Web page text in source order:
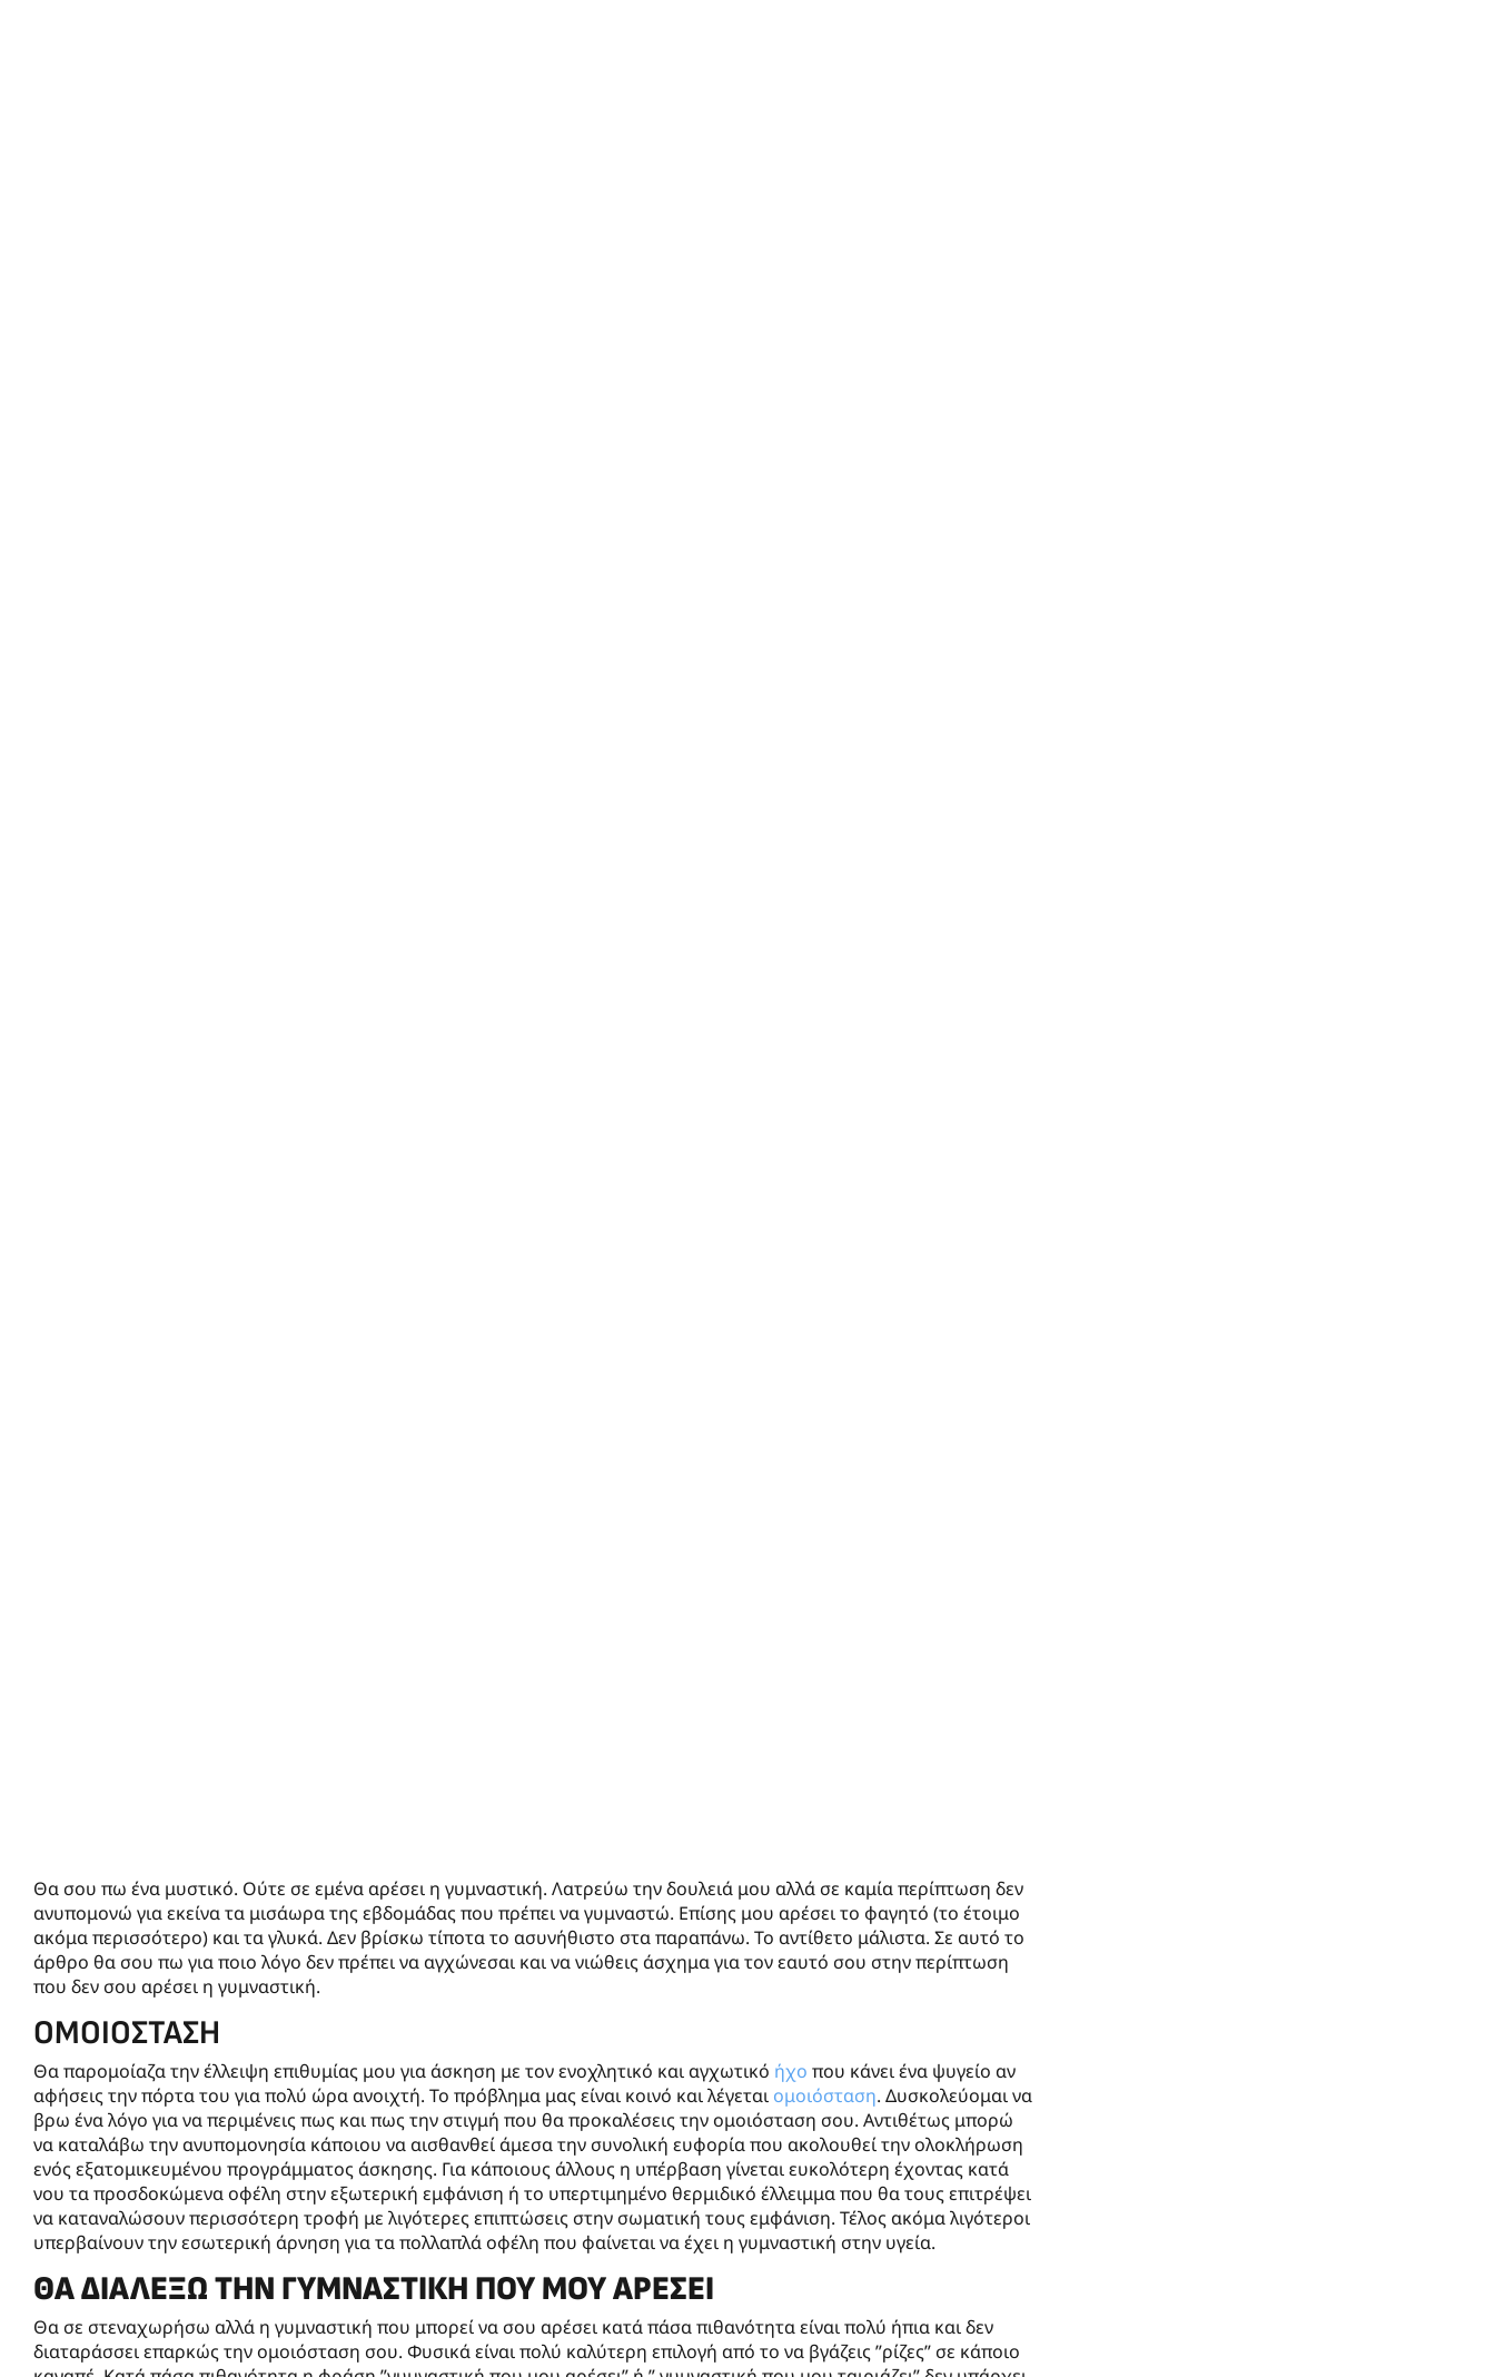
Θα σου πω ένα μυστικό. Ούτε σε εμένα αρέσει η γυμναστική. Λατρεύω την δουλειά μου αλλά σε καμία περίπτωση δεν
ανυπομονώ για εκείνα τα μισάωρα της εβδομάδας που πρέπει να γυμναστώ. Επίσης μου αρέσει το φαγητό (το έτοιμο
ακόμα περισσότερο) και τα γλυκά. Δεν βρίσκω τίποτα το ασυνήθιστο στα παραπάνω. Το αντίθετο μάλιστα. Σε αυτό το
άρθρο θα σου πω για ποιο λόγο δεν πρέπει να αγχώνεσαι και να νιώθεις άσχημα για τον εαυτό σου στην περίπτωση
που δεν σου αρέσει η γυμναστική.
ΟΜΟΙΌΣΤΑΣΗ
Θα παρομοίαζα την έλλειψη επιθυμίας μου για άσκηση με τον ενοχλητικό και αγχωτικό ήχο που κάνει ένα ψυγείο αν
αφήσεις την πόρτα του για πολύ ώρα ανοιχτή. Το πρόβλημα μας είναι κοινό και λέγεται ομοιόσταση. Δυσκολεύομαι να
βρω ένα λόγο για να περιμένεις πως και πως την στιγμή που θα προκαλέσεις την ομοιόσταση σου. Αντιθέτως μπορώ
να καταλάβω την ανυπομονησία κάποιου να αισθανθεί άμεσα την συνολική ευφορία που ακολουθεί την ολοκλήρωση
ενός εξατομικευμένου προγράμματος άσκησης. Για κάποιους άλλους η υπέρβαση γίνεται ευκολότερη έχοντας κατά
νου τα προσδοκώμενα οφέλη στην εξωτερική εμφάνιση ή το υπερτιμημένο θερμιδικό έλλειμμα που θα τους επιτρέψει
να καταναλώσουν περισσότερη τροφή με λιγότερες επιπτώσεις στην σωματική τους εμφάνιση. Τέλος ακόμα λιγότεροι
υπερβαίνουν την εσωτερική άρνηση για τα πολλαπλά οφέλη που φαίνεται να έχει η γυμναστική στην υγεία.
ΘΑ ΔΙΑΛΈΞΩ ΤΗΝ ΓΥΜΝΑΣΤΙΚΉ ΠΟΥ ΜΟΥ ΑΡΈΣΕΙ
Θα σε στεναχωρήσω αλλά η γυμναστική που μπορεί να σου αρέσει κατά πάσα πιθανότητα είναι πολύ ήπια και δεν
διαταράσσει επαρκώς την ομοιόσταση σου. Φυσικά είναι πολύ καλύτερη επιλογή από το να βγάζεις ”ρίζες” σε κάποιο